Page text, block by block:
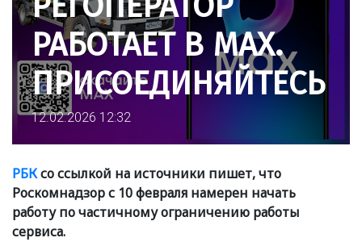
РАБОТАЕТ В МАХ.
ПРИСОЕДИНЯЙТЕСЬ
12.02.2026 12:32
РБКсо ссылкой на источники пишет, что
Роскомнадзор с 10 февраля намерен начать
работу по частичному ограничению работы
сервиса.